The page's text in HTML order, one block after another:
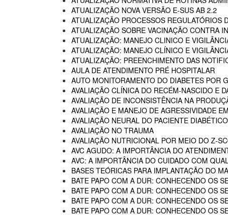
ATUALIZAÇÃO NOVA VERSÃO E-SUS AB 2.2
ATUALIZAÇÃO PROCESSOS REGULATÓRIOS
ATUALIZAÇÃO SOBRE VACINAÇÃO CONTRA
ATUALIZAÇÃO: MANEJO CLINICO E
ATUALIZAÇÃO: MANEJO CLÍNICO E
ATUALIZAÇÃO: PREENCHIMENTO DAS
AULA DE ATENDIMENTO PRÉ HOSPITALAR
AUTO MONITORAMENTO DO DIABETES POR
AVALIAÇÃO CLÍNICA DO RECÉM-NASCIDO E
AVALIAÇÃO DE INCONSISTÊNCIA NA
AVALIAÇÃO E MANEJO DE AGRESSIVIDADE
AVALIAÇÃO NEURAL DO PACIENTE DIABÉTICO
AVALIAÇÃO NO TRAUMA
AVALIAÇÃO NUTRICIONAL POR MEIO DO Z-
AVC AGUDO: A IMPORTÂNCIA DO
AVC: A IMPORTÂNCIA DO CUIDADO COM
BASES TEÓRICAS PARA IMPLANTAÇÃO DO
BATE PAPO COM A DUR: CONHECENDO OS
BATE PAPO COM A DUR: CONHECENDO OS
BATE PAPO COM A DUR: CONHECENDO OS
BATE PAPO COM A DUR: CONHECENDO OS